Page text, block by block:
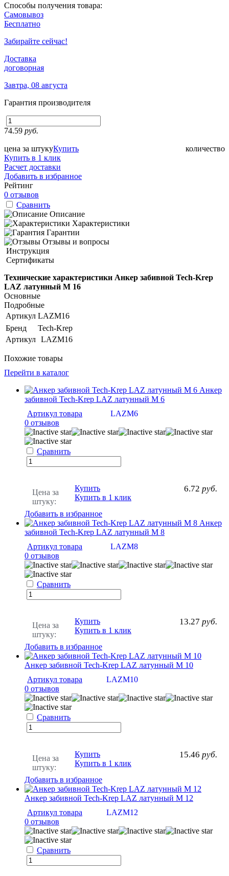
Способы получения товара:
Самовывоз
Бесплатно
Забирайте сейчас!
Доставка
договорная
Завтра, 08 августа
Гарантия производителя
74.59 руб.
цена за штуку количество
Купить
Купить в 1 клик
Расчет доставки
Добавить в избранное
Рейтинг
0 отзывов
Сравнить
Описание
Характеристики
Гарантии
Отзывы и вопросы
Инструкция
Сертификаты
Технические характеристики Анкер забивной Tech-Krep
LAZ латунный М 16
Основные
Подробные
Артикул LAZM16
Бренд
Tech-Krep
Артикул LAZM16
Похожие товары
Перейти в каталог
Анкер
забивной Tech-Krep LAZ латунный М 6
Артикул товара
LAZM6
0 отзывов
Сравнить
Цена за
штуку:
6.72 руб.
Купить
Купить в 1 клик
Добавить в избранное
Анкер
забивной Tech-Krep LAZ латунный М 8
Артикул товара
LAZM8
0 отзывов
Сравнить
Цена за
штуку:
13.27 руб.
Купить
Купить в 1 клик
Добавить в избранное
Анкер забивной Tech-Krep LAZ латунный М 10
Артикул товара
LAZM10
0 отзывов
Сравнить
Цена за
штуку:
15.46 руб.
Купить
Купить в 1 клик
Добавить в избранное
Анкер забивной Tech-Krep LAZ латунный М 12
Артикул товара
LAZM12
0 отзывов
Сравнить